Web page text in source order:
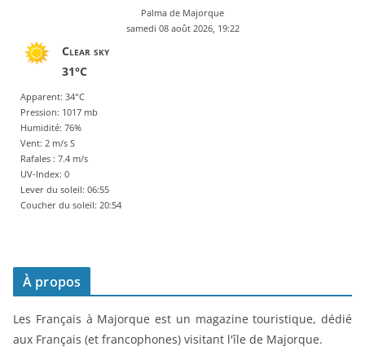
Palma de Majorque
samedi 08 août 2026, 19:22
Clear sky
31°C
Apparent: 34°C
Pression: 1017 mb
Humidité: 76%
Vent: 2 m/s S
Rafales : 7.4 m/s
UV-Index: 0
Lever du soleil: 06:55
Coucher du soleil: 20:54
À propos
Les Français à Majorque est un magazine touristique, dédié
aux Français (et francophones) visitant l'île de Majorque.